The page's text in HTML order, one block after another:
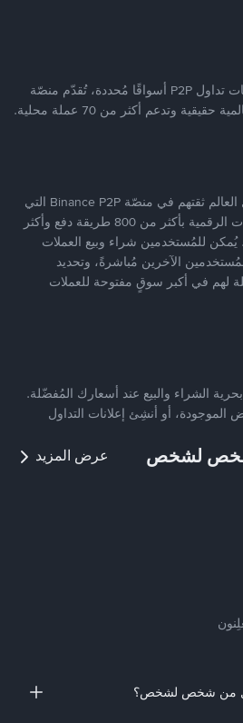
بينما تستهدف العديد من منصّات تداول P2P أسواقًا مُحددة، تُقدّم منصّة
يضع ملايين المُستخدمين حول العالم ثقتهم في منصّة Binance P2P التي
توفّر منصّة آمنة لتداول العملات الرقمية بأكثر من 800 طريقة دفع وأكثر
يُمكن للمُستخدمين شراء وبيع العملات
الآخرين مُباشرةً، وتحديد
لهم في أكبر سوقٍ مفتوحة للعملات
الشراء والبيع عند أسعارك المُفضّلة.
الموجودة، أو أنشِئ إعلانات التداول
شخص لشخص عرض المزيد
من شخص لشخص؟